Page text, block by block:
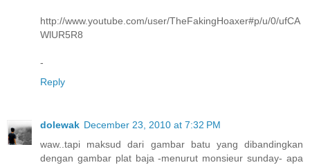
http://www.youtube.com/user/TheFakingHoaxer#p/u/0/ufCA
WlUR5R8
-
Reply
dolewak December 23, 2010 at 7:32 PM
waw..tapi maksud dari gambar batu yang dibandingkan
dengan gambar plat baja -menurut monsieur sunday- apa